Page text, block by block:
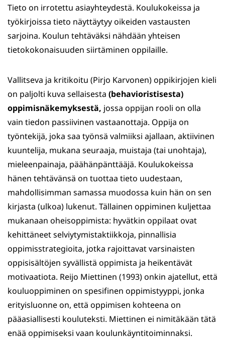
Tieto on irrotettu asiayhteydestä. Koulukokeissa ja
työkirjoissa tieto näyttäytyy oikeiden vastausten
sarjoina. Koulun tehtäväksi nähdään yhteisen
tietokokonaisuuden siirtäminen oppilaille.
Vallitseva ja kritikoitu (Pirjo Karvonen) oppikirjojen kieli
on paljolti kuva sellaisesta (behavioristisesta)
oppimisnäkemyksestä, jossa oppijan rooli on olla
vain tiedon passiivinen vastaanottaja. Oppija on
työntekijä, joka saa työnsä valmiiksi ajallaan, aktiivinen
kuuntelija, mukana seuraaja, muistaja (tai unohtaja),
mieleenpainaja, päähänpänttääjä. Koulukokeissa
hänen tehtävänsä on tuottaa tieto uudestaan,
mahdollisimman samassa muodossa kuin hän on sen
kirjasta (ulkoa) lukenut. Tällainen oppiminen kuljettaa
mukanaan oheisoppimista: hyvätkin oppilaat ovat
kehittäneet selviytymistaktiikkoja, pinnallisia
oppimisstrategioita, jotka rajoittavat varsinaisten
oppisisältöjen syvällistä oppimista ja heikentävät
motivaatiota. Reijo Miettinen (1993) onkin ajatellut, että
kouluoppiminen on spesifinen oppimistyyppi, jonka
erityisluonne on, että oppimisen kohteena on
pääasiallisesti kouluteksti. Miettinen ei nimitäkään tätä
enää oppimiseksi vaan koulunkäyntitoiminnaksi.